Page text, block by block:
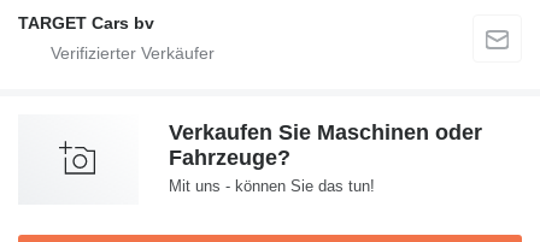
TARGET Cars bv
Verkaufen Sie Maschinen oder
Fahrzeuge?
Mit uns - können Sie das tun!